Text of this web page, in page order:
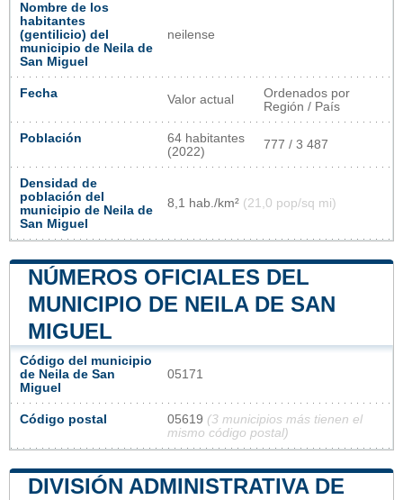
Nombre de los
habitantes
(gentilicio) del
municipio de Neila de
San Miguel
neilense
Fecha Valor actual
Ordenados por
Región / País
Población
64 habitantes
(2022)
777 / 3 487
Densidad de
población del
municipio de Neila de
San Miguel
8,1 hab./km² (21,0 pop/sq mi)
NÚMEROS OFICIALES DEL
MUNICIPIO DE NEILA DE SAN
MIGUEL
Código del municipio
de Neila de San
Miguel
05171
Código postal 05619 (3 municipios más tienen el
mismo código postal)
DIVISIÓN ADMINISTRATIVA DE